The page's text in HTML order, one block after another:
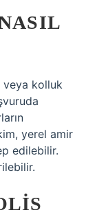
veya kolluk
yerel amir
edilebilir.